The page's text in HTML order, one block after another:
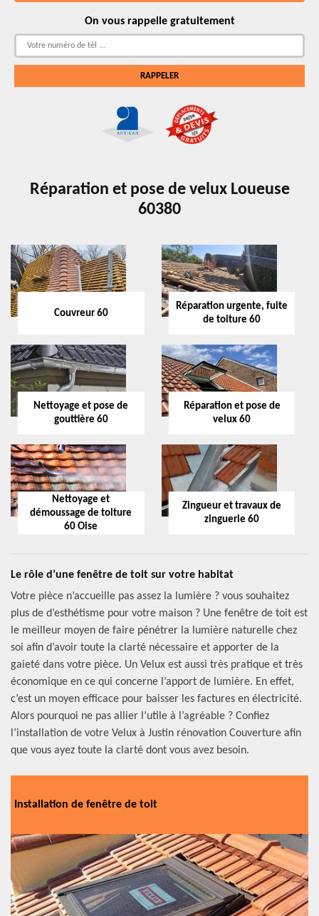
On vous rappelle gratuitement
Réparation et pose de velux Loueuse
60380
Couvreur 60
Réparation urgente, fuite
de toiture 60
Nettoyage et pose de
gouttière 60
Réparation et pose de
velux 60
Nettoyage et
démoussage de toiture
60 Oise
Zingueur et travaux de
zinguerie 60
Le rôle d’une fenêtre de toit sur votre habitat
Votre pièce n’accueille pas assez la lumière ? vous souhaitez
plus de d’esthétisme pour votre maison ? Une fenêtre de toit est
le meilleur moyen de faire pénétrer la lumière naturelle chez
soi afin d’avoir toute la clarté nécessaire et apporter de la
gaieté dans votre pièce. Un Velux est aussi très pratique et très
économique en ce qui concerne l’apport de lumière. En effet,
c’est un moyen efficace pour baisser les factures en électricité.
Alors pourquoi ne pas allier l’utile à l’agréable ? Confiez
l’installation de votre Velux à Justin rénovation Couverture afin
que vous ayez toute la clarté dont vous avez besoin.
Installation de fenêtre de toit